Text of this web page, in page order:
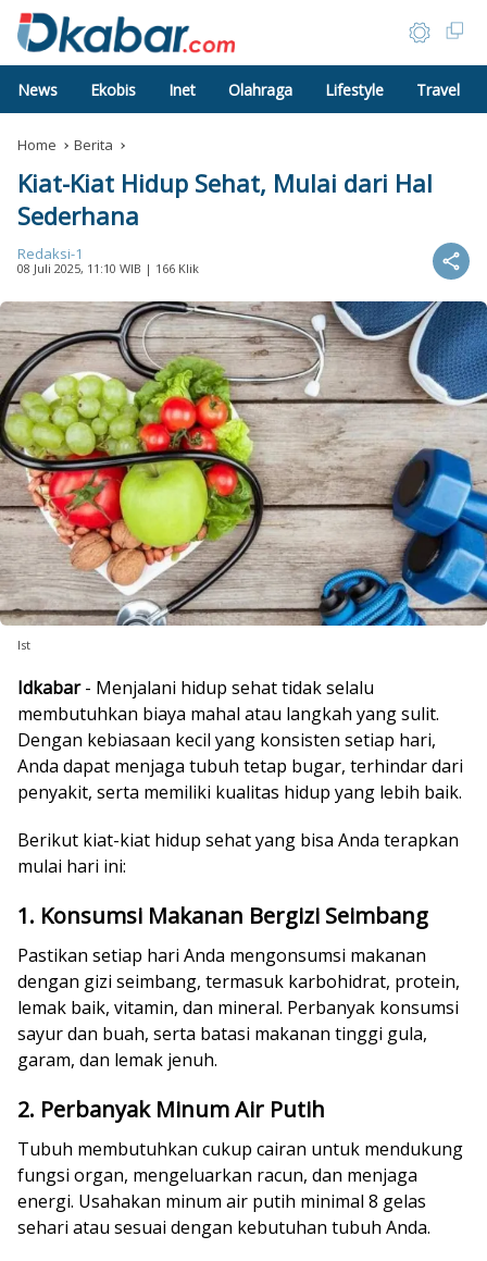
News Ekobis Inet Olahraga Lifestyle Travel
Home Berita
Kiat-Kiat Hidup Sehat, Mulai dari Hal
Sederhana
Redaksi-1
08 Juli 2025, 11:10 WIB | 166 Klik
Ist
Idkabar- Menjalani hidup sehat tidak selalu
membutuhkan biaya mahal atau langkah yang sulit.
Dengan kebiasaan kecil yang konsisten setiap hari,
Anda dapat menjaga tubuh tetap bugar, terhindar dari
penyakit, serta memiliki kualitas hidup yang lebih baik.
Berikut kiat-kiat hidup sehat yang bisa Anda terapkan
mulai hari ini:
1. Konsumsi Makanan Bergizi Seimbang
Pastikan setiap hari Anda mengonsumsi makanan
dengan gizi seimbang, termasuk karbohidrat, protein,
lemak baik, vitamin, dan mineral. Perbanyak konsumsi
sayur dan buah, serta batasi makanan tinggi gula,
garam, dan lemak jenuh.
2. Perbanyak Minum Air Putih
Tubuh membutuhkan cukup cairan untuk mendukung
fungsi organ, mengeluarkan racun, dan menjaga
energi. Usahakan minum air putih minimal 8 gelas
sehari atau sesuai dengan kebutuhan tubuh Anda.